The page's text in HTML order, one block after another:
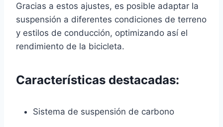
Gracias a estos ajustes, es posible adaptar la
suspensión a diferentes condiciones de terreno
y estilos de conducción, optimizando así el
rendimiento de la bicicleta.
Características destacadas:
Sistema de suspensión de carbono